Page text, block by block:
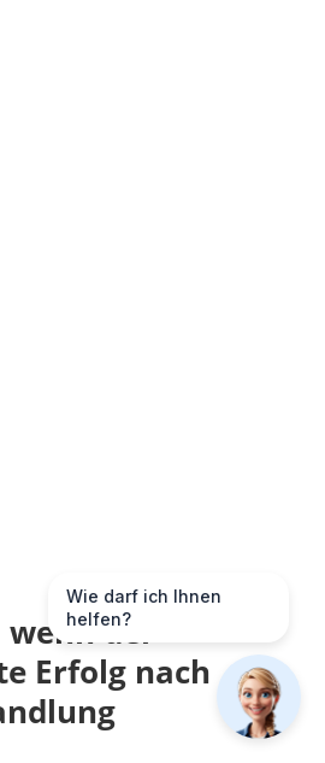
der
Erfolg nach
Wie darf ich Ihnen
helfen?